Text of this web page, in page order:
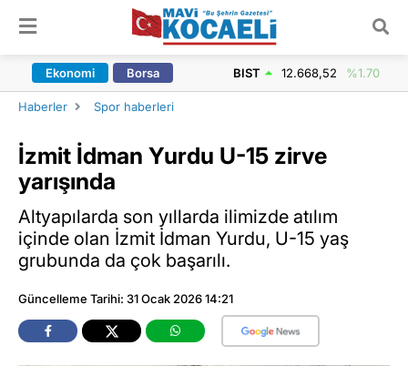
Ekonomi Borsa BIST 12.668,52 %1.70
Haberler Spor haberleri
İzmit İdman Yurdu U-15 zirve
yarışında
Altyapılarda son yıllarda ilimizde atılım
içinde olan İzmit İdman Yurdu, U-15 yaş
grubunda da çok başarılı.
Güncelleme Tarihi: 31 Ocak 2026 14:21